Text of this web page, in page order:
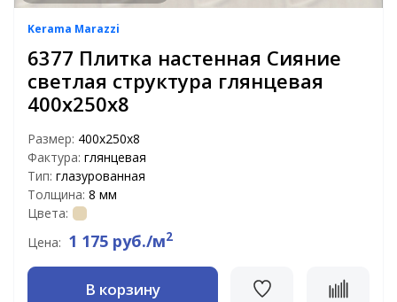
Kerama Marazzi
6377 Плитка настенная Сияние
светлая структура глянцевая
400х250х8
Размер: 400х250х8
Фактура: глянцевая
Тип: глазурованная
Толщина: 8 мм
Цвета:
Цена: 1 175 руб./м2
В корзину